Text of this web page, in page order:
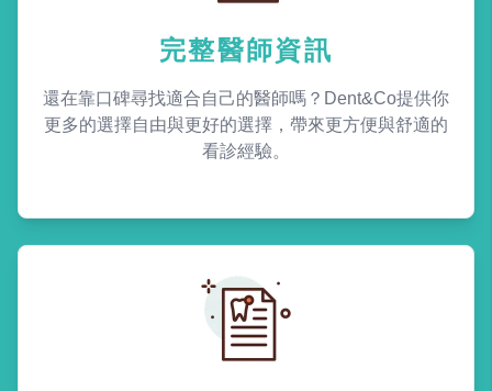
完整醫師資訊
還在靠口碑尋找適合自己的醫師嗎？Dent&Co提供你
更多的選擇自由與更好的選擇，帶來更方便與舒適的
看診經驗。